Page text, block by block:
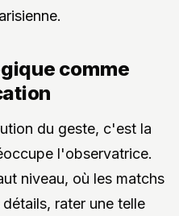
comme
du geste, c'est la
l'observatrice.
niveau, où les matchs
rater une telle